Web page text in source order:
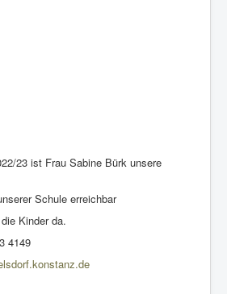
23 ist Frau Sabine Bürk unsere
Schule erreichbar
Kinder da.
4149